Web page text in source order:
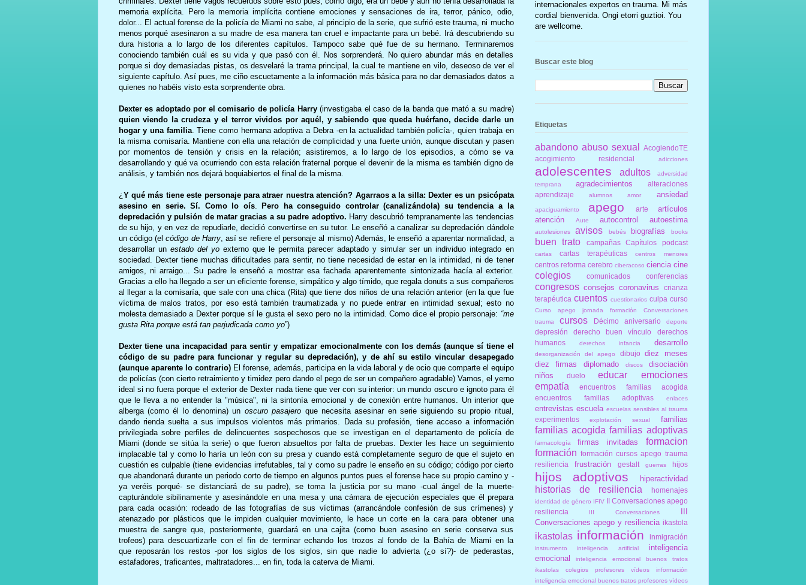
memoria explícita. Pero la memoria implícita contiene emociones y sensaciones de ira, terror, pánico, odio,
dolor... El actual forense de la policía de Miami no sabe, al principio de la serie, que sufrió este trauma, ni mucho
menos porqué asesinaron a su madre de esa manera tan cruel e impactante para un bebé. Irá descubriendo su
dura historia a lo largo de los diferentes capítulos. Tampoco sabe qué fue de su hermano. Terminaremos
conociendo también cuál es su vida y que pasó con él. Nos sorprenderá. No quiero abundar más en detalles
porque si doy demasiadas pistas, os desvelaré la trama principal, la cual te mantiene en vilo, deseoso de ver el
siguiente capítulo. Así pues, me ciño escuetamente a la información más básica para no dar demasiados datos a
quienes no habéis visto esta sorprendente obra.
Dexter es adoptado por el comisario de policía Harry(investigaba el caso de la banda que mató a su madre)
quien viendo la crudeza y el terror vividos por aquél, y sabiendo que queda huérfano, decide darle un
hogar y una familia. Tiene como hermana adoptiva a Debra -en la actualidad también policía-, quien trabaja en
la misma comisaría. Mantiene con ella una relación de complicidad y una fuerte unión, aunque discutan y pasen
por momentos de tensión y crisis en la relación; asistiremos, a lo largo de los episodios, a cómo se va
desarrollando y qué va ocurriendo con esta relación fraternal porque el devenir de la misma es también digno de
análisis, y también nos dejará boquiabiertos el final de la misma.
¿ Y qué más tiene este personaje para atraer nuestra atención? Agarraos a la silla: Dexter es un psicópata
asesino en serie. Sí. Como lo oís.Pero ha conseguido controlar (canalizándola) su tendencia a la
depredación y pulsión de matar gracias a su padre adoptivo. Harry descubrió tempranamente las tendencias
de su hijo, y en vez de repudiarle, decidió convertirse en su tutor. Le enseñó a canalizar su depredación dándole
un código (elcódigo de Harry, así se refiere el personaje al mismo) Además, le enseñó a aparentar normalidad, a
desarrollar un estado del yoexterno que le permita parecer adaptado y simular ser un individuo integrado en
sociedad. Dexter tiene muchas dificultades para sentir, no tiene necesidad de estar en la intimidad, ni de tener
amigos, ni arraigo... Su padre le enseñó a mostrar esa fachada aparentemente sintonizada hacía al exterior.
Gracias a ello ha llegado a ser un eficiente forense, simpático y algo tímido, que regala donuts a sus compañeros
al llegar a la comisaría, que sale con una chica (Rita) que tiene dos niños de una relación anterior (en la que fue
víctima de malos tratos, por eso está también traumatizada y no puede entrar en intimidad sexual; esto no
molesta demasiado a Dexter porque sí le gusta el sexo pero no la intimidad. Como dice el propio personaje: “me
gusta Rita porque está tan perjudicada como yo”)
Dexter tiene una incapacidad para sentir y empatizar emocionalmente con los demás (aunque sí tiene el
código de su padre para funcionar y regular su depredación), y de ahí su estilo vincular desapegado
(aunque aparente lo contrario)El forense, además, participa en la vida laboral y de ocio que comparte el equipo
de policías (con cierto retraimiento y timidez pero dando el pego de ser un compañero agradable) Vamos, el yerno
ideal si no fuera porque el exterior de Dexter nada tiene que ver con su interior: un mundo oscuro e ignoto para él
que le lleva a no entender la "música", ni la sintonía emocional y de conexión entre humanos. Un interior que
alberga (como él lo denomina) un oscuro pasajero que necesita asesinar en serie siguiendo su propio ritual,
dando rienda suelta a sus impulsos violentos más primarios. Dada su profesión, tiene acceso a información
privilegiada sobre perfiles de delincuentes sospechosos que se investigan en el departamento de policía de
Miami (donde se sitúa la serie) o que fueron absueltos por falta de pruebas. Dexter les hace un seguimiento
implacable tal y como lo haría un león con su presa y cuando está completamente seguro de que el sujeto en
cuestión es culpable (tiene evidencias irrefutables, tal y como su padre le enseño en su código; código por cierto
que abandonará durante un periodo corto de tiempo en algunos puntos pues el forense hace su propio camino y -
ya veréis porqué- se distanciará de su padre), se toma la justicia por su mano -cual ángel de la muerte-
capturándole sibilinamente y asesinándole en una mesa y una cámara de ejecución especiales que él prepara
para cada ocasión: rodeado de las fotografías de sus víctimas (arrancándole confesión de sus crímenes) y
atenazado por plásticos que le impiden cualquier movimiento, le hace un corte en la cara para obtener una
muestra de sangre que, posteriormente, guardará en una cajita (como buen asesino en serie conserva sus
trofeos) para descuartizarle con el fin de terminar echando los trozos al fondo de la Bahía de Miami en la
que reposarán los restos -por los siglos de los siglos, sin que nadie lo advierta (¿o sí?)- de pederastas,
estafadores, traficantes, maltratadores... en fin, toda la caterva de Miami.
internacionales expertos en trauma. Mi más
cordial bienvenida. Ongi etorri guztioi. You
are wellcome.
Buscar este blog
Etiquetas
abandono abuso sexual
AcogiendoTE
acogimiento residencial
adicciones
adolescentes adultos
adversidad
temprana
agradecimientos
alteraciones
aprendizaje
alumnos amor ansiedad
apaciguamiento apego arte
artículos
atención
Aute autocontrol autoestima
autolesiones avisos bebés biografías books
buen trato campañas Capítulos podcast
cartas cartas terapéuticas centros menores
centros reforma cerebro ciberacoso ciencia cine
colegios comunicados conferencias
congresos consejos coronavirus
crianza
terapéutica cuentos cuestionarios culpa curso
Curso apego jornada formación Conversaciones
trauma
cursos Décimo aniversario deporte
depresión derecho buen vínculo
derechos
humanos
derechos infancia desarrollo
desorganización del apego dibujo diez meses
diez firmas
diplomado discos
disociación
niños
duelo educar
emociones
empatía
encuentros familias acogida
encuentros familias adoptivas
enlaces
entrevistas escuela escuelas sensibles al trauma
experimentos explotación sexual familias
familias acogida familias adoptivas
farmacología firmas invitadas
formacion
formación formación cursos apego trauma
resiliencia
frustración gestalt guerras hijos
hijos adoptivos hiperactividad
historias de resiliencia homenajes
identidad de género IFIV II Conversaciones apego
resiliencia
III Conversaciones
III
Conversaciones apego y resiliencia ikastola
ikastolas información inmigración
instrumento inteligencia artificial
inteligencia
emocional
inteligencia emocional buenos tratos
ikastolas colegios profesores vídeos información
inteligencia emocional buenos tratos profesores vídeos